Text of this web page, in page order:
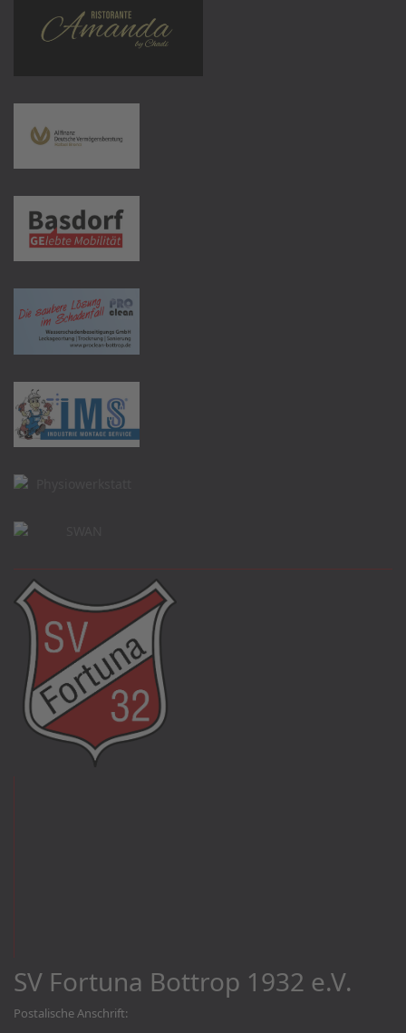
SV Fortuna Bottrop 1932 e.V.
Postalische Anschrift: